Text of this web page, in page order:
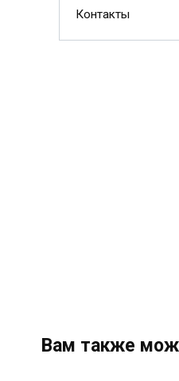
Контакты
Вам также